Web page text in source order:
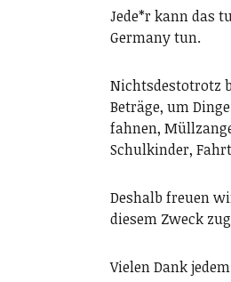
Jede*r kann das
Germany tun.
Nichtsdestotrotz
Beträge, um
fahnen,
Schulkinder,
Deshalb freuen
diesem Zweck
Vielen Dank